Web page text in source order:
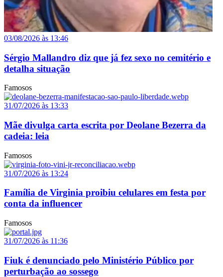
03/08/2026 às 13:46
Sérgio Mallandro diz que já fez sexo no cemitério e
detalha situação
Famosos
31/07/2026 às 13:33
Mãe divulga carta escrita por Deolane Bezerra da
cadeia: leia
Famosos
31/07/2026 às 13:24
Família de Virginia proibiu celulares em festa por
conta da influencer
Famosos
31/07/2026 às 11:36
Fiuk é denunciado pelo Ministério Público por
perturbação ao sossego